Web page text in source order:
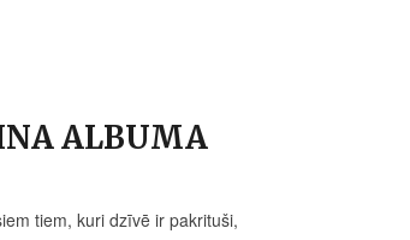
ALBUMA
tiem, kuri dzīvē ir pakrituši,